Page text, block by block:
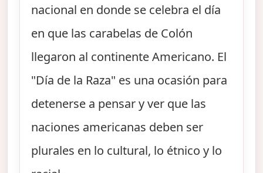
nacional en donde se celebra el día
en que las carabelas de Colón
llegaron al continente Americano. El
"Día de la Raza" es una ocasión para
detenerse a pensar y ver que las
naciones americanas deben ser
plurales en lo cultural, lo étnico y lo